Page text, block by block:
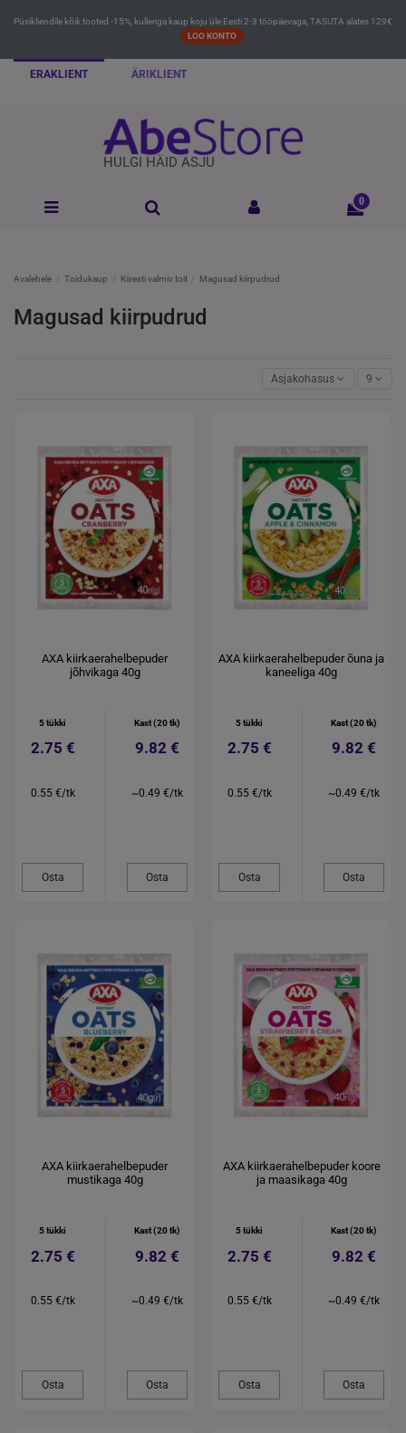
Püsikliendile kõik tooted -15%, kulleriga kaup koju üle Eesti 2-3 tööpäevaga, TASUTA alates 129€
LOO KONTO
ERAKLIENT ÄRIKLIENT
HULGI HÄID ASJU
0
Avalehele Toidukaup Kiiresti valmiv toit Magusad kiirpudrud
Magusad kiirpudrud
Asjakohasus 9
AXA kiirkaerahelbepuder
jõhvikaga 40g
5 tükki
2.75 €
0.55 €/tk
Osta
Kast (20 tk)
9.82 €
~0.49 €/tk
Osta
AXA kiirkaerahelbepuder õuna ja
kaneeliga 40g
5 tükki
2.75 €
0.55 €/tk
Osta
Kast (20 tk)
9.82 €
~0.49 €/tk
Osta
AXA kiirkaerahelbepuder
mustikaga 40g
5 tükki
2.75 €
0.55 €/tk
Osta
Kast (20 tk)
9.82 €
~0.49 €/tk
Osta
AXA kiirkaerahelbepuder koore
ja maasikaga 40g
5 tükki
2.75 €
0.55 €/tk
Osta
Kast (20 tk)
9.82 €
~0.49 €/tk
Osta